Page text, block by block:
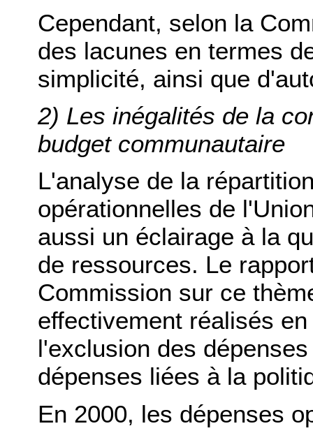
Cependant, selon la
des lacunes en termes
simplicité, ainsi que
2) Les inégalités de la
budget communautaire
L'analyse de la
opérationnelles de
aussi un éclairage à la
de ressources. Le
Commission sur ce
effectivement réalisés
l'exclusion des
dépenses liées à la
En 2000, les dépenses